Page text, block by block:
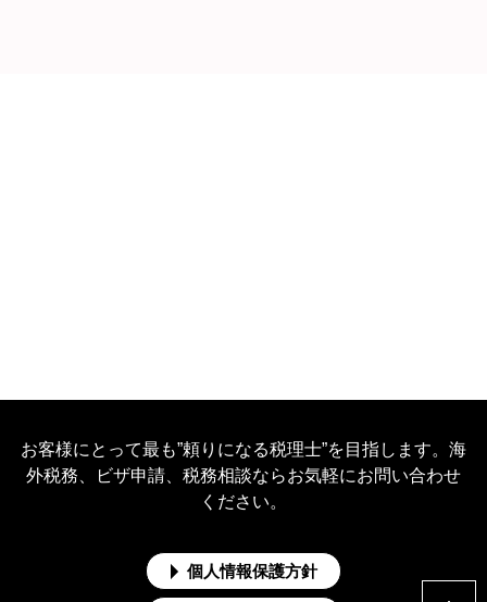
お客様にとって最も”頼りになる税理士”を目指します。海
外税務、ビザ申請、税務相談ならお気軽にお問い合わせ
ください。
個人情報保護方針